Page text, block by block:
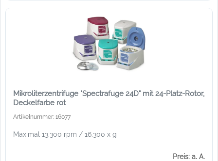
Mikroliterzentrifuge "Spectrafuge 24D" mit 24-Platz-Rotor,
Deckelfarbe rot
Artikelnummer: 16077
Maximal 13.300 rpm / 16.300 x g
Preis: a. A.